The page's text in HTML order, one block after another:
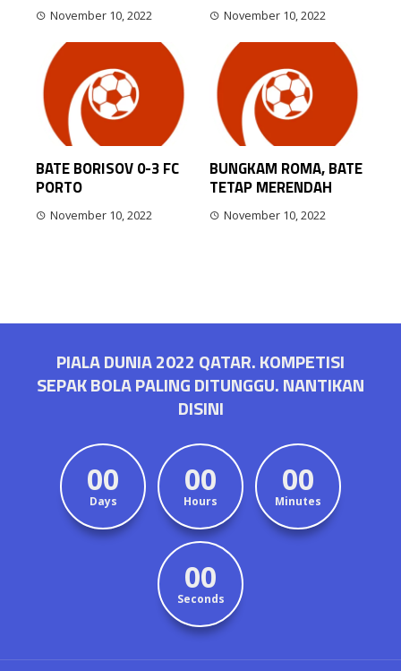
November 10, 2022 November 10, 2022
BATE BORISOV 0-3 FC
PORTO
November 10, 2022
BUNGKAM ROMA, BATE
TETAP MERENDAH
November 10, 2022
PIALA DUNIA 2022 QATAR. KOMPETISI
SEPAK BOLA PALING DITUNGGU. NANTIKAN
DISINI
00
Days
00
Hours
00
Minutes
00
Seconds